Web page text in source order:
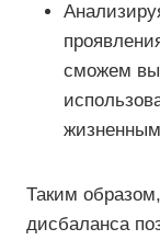
сможем
Таким
дисбаланса